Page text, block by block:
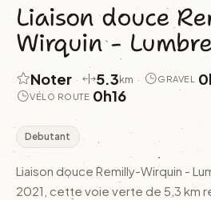
Liaison douce
Wirquin -
Noter · 5.3km · GRAVEL
VÉLO ROUTE 0h16
Debutant
Liaison douce Remilly-Wirquin -
2021, cette voie verte de 5,3 km